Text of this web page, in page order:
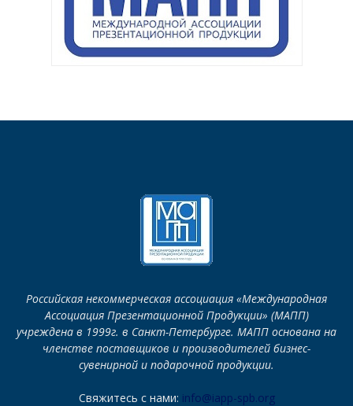
Российская некоммерческая ассоциация «Международная
Ассоциация Презентационной Продукции» (МАПП)
учреждена в 1999г. в Санкт-Петербурге. МАПП основана на
членстве поставщиков и производителей бизнес-
сувенирной и подарочной продукции.
Свяжитесь с нами: info@iapp-spb.org